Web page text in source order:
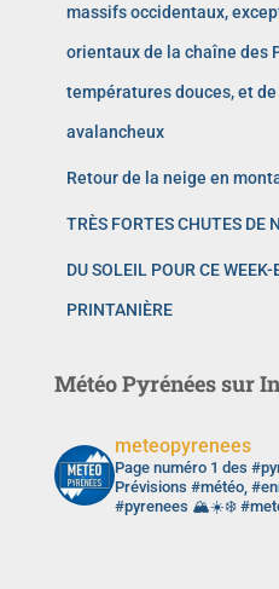
massifs occidentaux,
orientaux de la chaîne des
températures douces, et
avalancheux
Retour de la neige en
TRÈS FORTES CHUTES DE
DU SOLEIL POUR CE
PRINTANIÈRE
Météo Pyrénées sur
meteopyrenees
Page numéro 1 des
Prévisions #météo,
#pyrenees 🏔️☀️❄️